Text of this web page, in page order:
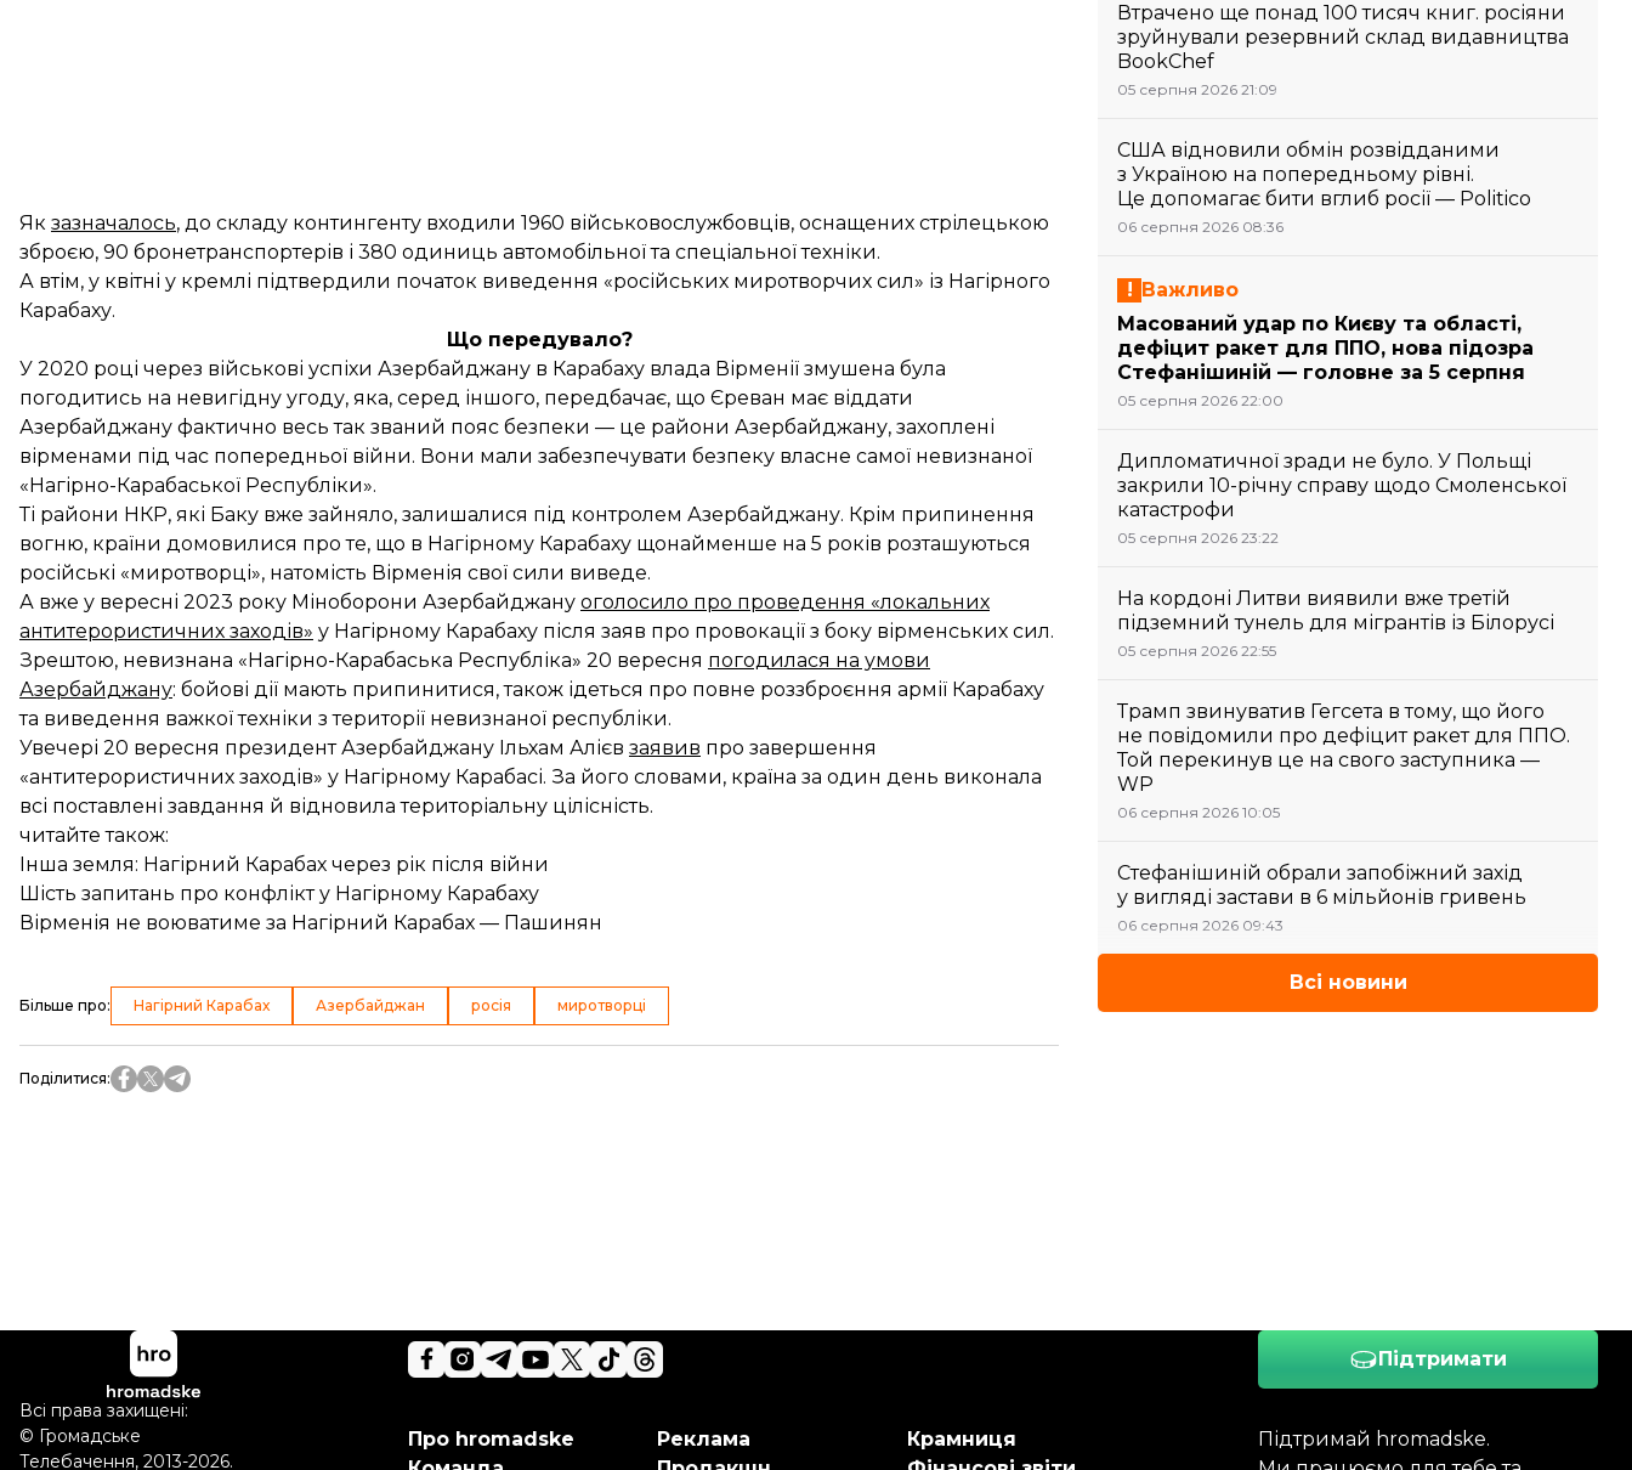
Як зазначалось, до складу контингенту входили 1960 військовослужбовців, оснащених стрілецькою
зброєю, 90 бронетранспортерів і 380 одиниць автомобільної та спеціальної техніки.
А втім, у квітні у кремлі підтвердили початок виведення «російських миротворчих сил» із Нагірного
Карабаху.
Що передувало?
У 2020 році через військові успіхи Азербайджану в Карабаху влада Вірменії змушена була
погодитись на невигідну угоду, яка, серед іншого, передбачає, що Єреван має віддати
Азербайджану фактично весь так званий пояс безпеки — це райони Азербайджану, захоплені
вірменами під час попередньої війни. Вони мали забезпечувати безпеку власне самої невизнаної
«Нагірно-Карабаської Республіки».
Ті райони НКР, які Баку вже зайняло, залишалися під контролем Азербайджану. Крім припинення
вогню, країни домовилися про те, що в Нагірному Карабаху щонайменше на 5 років розташуються
російські «миротворці», натомість Вірменія свої сили виведе.
А вже у вересні 2023 року Міноборони Азербайджану оголосило про проведення «локальних
антитерористичних заходів» у Нагірному Карабаху після заяв про провокації з боку вірменських сил.
Зрештою, невизнана «Нагірно-Карабаська Республіка» 20 вересня погодилася на умови
Азербайджану: бойові дії мають припинитися, також ідеться про повне роззброєння армії Карабаху
та виведення важкої техніки з території невизнаної республіки.
Увечері 20 вересня президент Азербайджану Ільхам Алієв заявив про завершення
«антитерористичних заходів» у Нагірному Карабасі. За його словами, країна за один день виконала
всі поставлені завдання й відновила територіальну цілісність.
читайте також:
Інша земля: Нагірний Карабах через рік після війни
Шість запитань про конфлікт у Нагірному Карабаху
Вірменія не воюватиме за Нагірний Карабах — Пашинян
Більше про: Нагірний Карабах Азербайджан росія миротворці
Поділитися:
Втрачено ще понад 100 тисяч книг. росіяни
зруйнували резервний склад видавництва
BookChef
05 серпня 2026 21:09
США відновили обмін розвідданими
з Україною на попередньому рівні.
Це допомагає бити вглиб росії — Politico
06 серпня 2026 08:36
Важливо
Масований удар по Києву та області,
дефіцит ракет для ППО, нова підозра
Стефанішиній — головне за 5 серпня
05 серпня 2026 22:00
Дипломатичної зради не було. У Польщі
закрили 10-річну справу щодо Смоленської
катастрофи
05 серпня 2026 23:22
На кордоні Литви виявили вже третій
підземний тунель для мігрантів із Білорусі
05 серпня 2026 22:55
Трамп звинуватив Гегсета в тому, що його
не повідомили про дефіцит ракет для ППО.
Той перекинув це на свого заступника —
WP
06 серпня 2026 10:05
Стефанішиній обрали запобіжний захід
у вигляді застави в 6 мільйонів гривень
06 серпня 2026 09:43
Всі новини
Підтримати
Підтримай hromadske.
Про hromadske
Реклама
Крамниця
Всі права захищені:
© Громадське
Телебачення, 2013-2026.